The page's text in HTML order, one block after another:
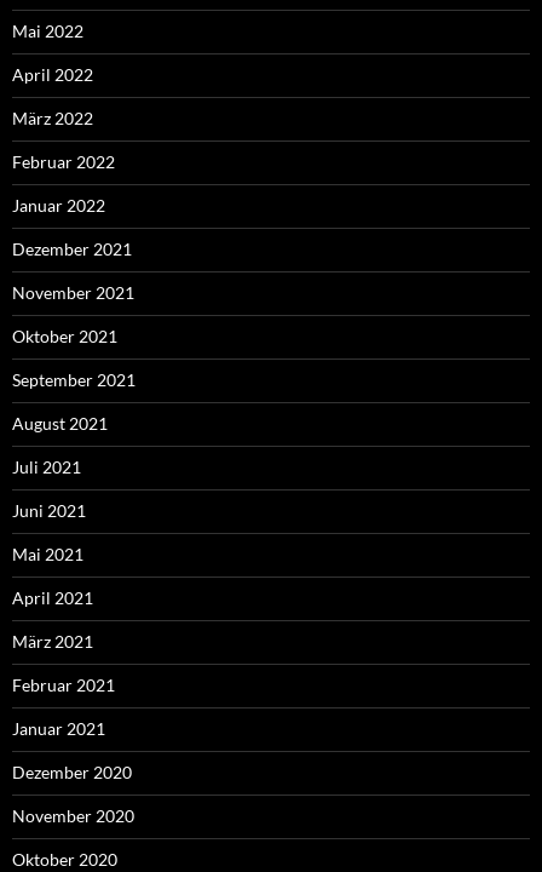
Mai 2022
April 2022
März 2022
Februar 2022
Januar 2022
Dezember 2021
November 2021
Oktober 2021
September 2021
August 2021
Juli 2021
Juni 2021
Mai 2021
April 2021
März 2021
Februar 2021
Januar 2021
Dezember 2020
November 2020
Oktober 2020